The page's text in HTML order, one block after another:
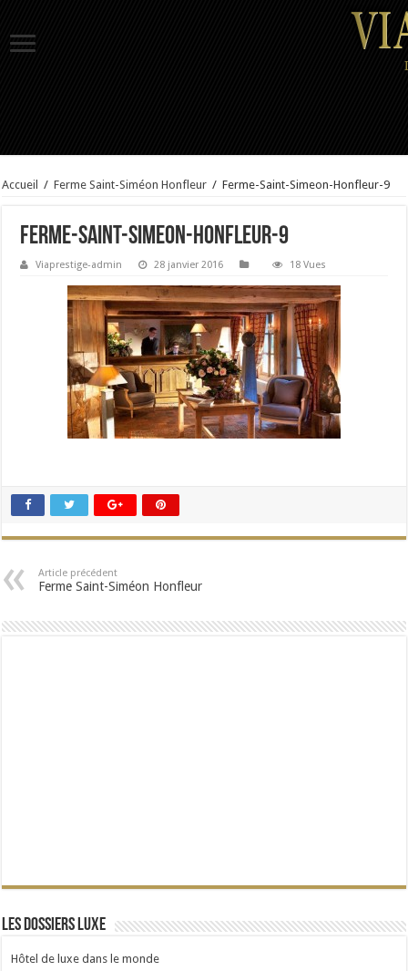
Accueil / Ferme Saint-Siméon Honfleur / Ferme-Saint-Simeon-Honfleur-9
Ferme-Saint-Simeon-Honfleur-9
Viaprestige-admin 28 janvier 2016 18 Vues
Article précédent
Ferme Saint-Siméon Honfleur
Les dossiers Luxe
Hôtel de luxe dans le monde